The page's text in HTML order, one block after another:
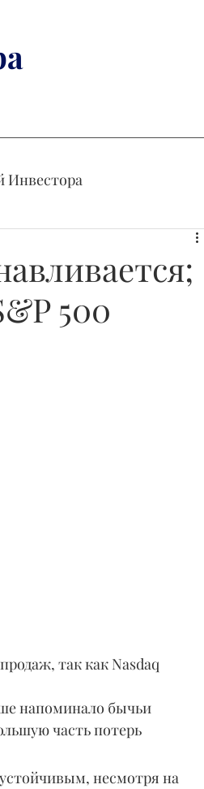
Инвестора
Промышленность
500
так как Nasdaq
напоминало бычьи
часть потерь
несмотря на